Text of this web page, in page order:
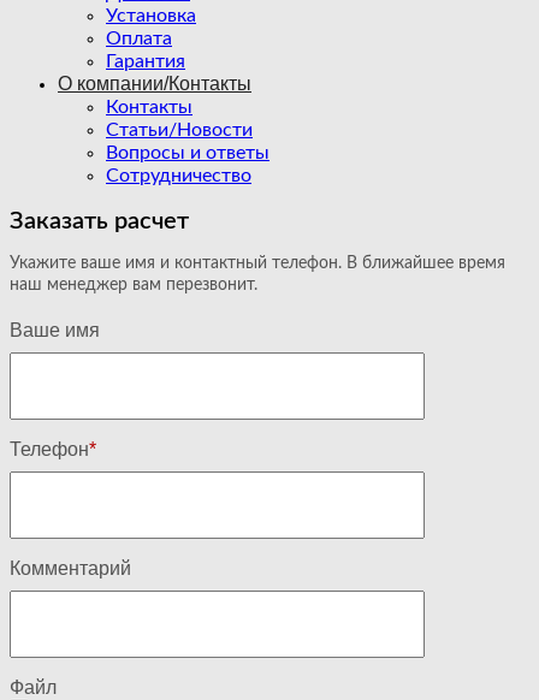
Установка
Оплата
Гарантия
О компании/Контакты
Контакты
Статьи/Новости
Вопросы и ответы
Сотрудничество
Заказать расчет
Укажите ваше имя и контактный телефон. В ближайшее время
наш менеджер вам перезвонит.
Ваше имя
Телефон*
Комментарий
Файл